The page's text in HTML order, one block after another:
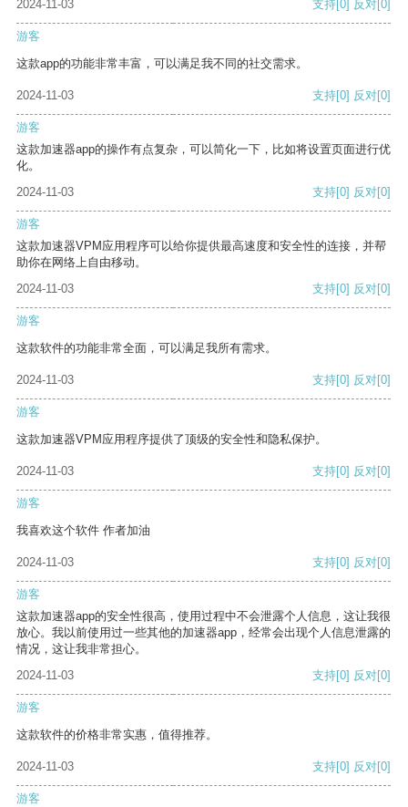
2024-11-03 支持 [0] 反对 [0]
游客
这款app的功能非常丰富，可以满足我不同的社交需求。
2024-11-03 支持[0] 反对[0]
游客
这款加速器app的操作有点复杂，可以简化一下，比如将设置页面进行优
化。
2024-11-03
支持[0] 反对[0]
游客
这款加速器VPM应用程序可以给你提供最高速度和安全性的连接，并帮
助你在网络上自由移动。
2024-11-03
支持[0] 反对[0]
游客
这款软件的功能非常全面，可以满足我所有需求。
2024-11-03 支持[0] 反对[0]
游客
这款加速器VPM应用程序提供了顶级的安全性和隐私保护。
2024-11-03 支持[0] 反对[0]
游客
我喜欢这个软件 作者加油
2024-11-03 支持[0] 反对[0]
游客
这款加速器app的安全性很高，使用过程中不会泄露个人信息，这让我很
放心。我以前使用过一些其他的加速器app，经常会出现个人信息泄露的
情况，这让我非常担心。
2024-11-03
支持[0] 反对[0]
游客
这款软件的价格非常实惠，值得推荐。
2024-11-03 支持[0] 反对[0]
游客